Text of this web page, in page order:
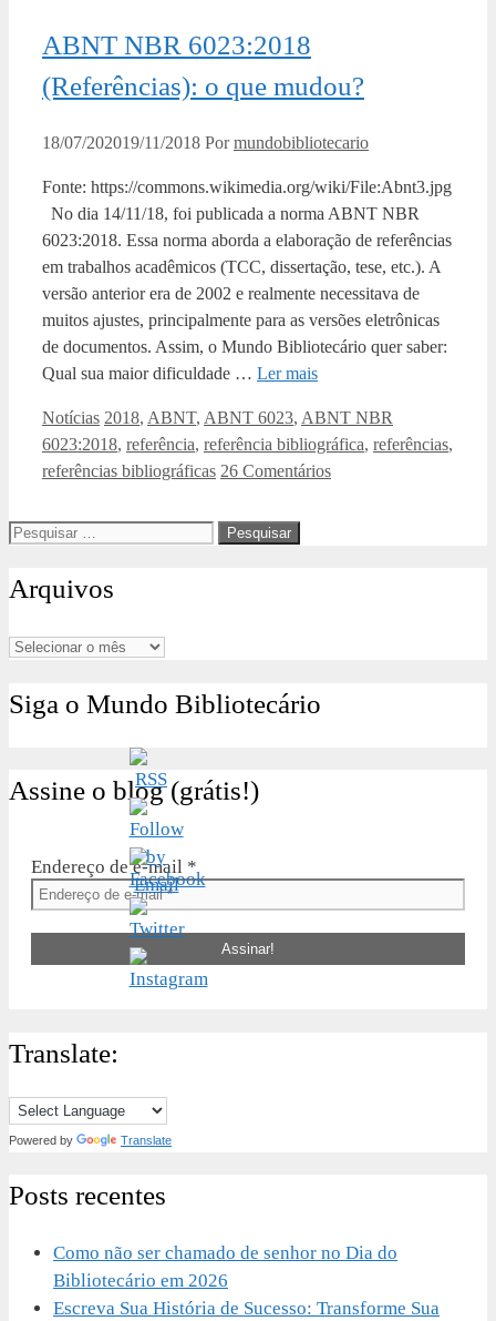
ABNT NBR 6023:2018
(Referências): o que mudou?
18/07/202019/11/2018 Pormundobibliotecario
Fonte: https://commons.wikimedia.org/wiki/File:Abnt3.jpg
No dia 14/11/18, foi publicada a norma ABNT NBR
6023:2018. Essa norma aborda a elaboração de referências
em trabalhos acadêmicos (TCC, dissertação, tese, etc.). A
versão anterior era de 2002 e realmente necessitava de
muitos ajustes, principalmente para as versões eletrônicas
de documentos. Assim, o Mundo Bibliotecário quer saber:
Qual sua maior dificuldade … Ler mais
Categorias
Notícias Tags
2018, ABNT, ABNT 6023, ABNT NBR
6023:2018, referência, referência bibliográfica, referências,
referências bibliográficas 26 Comentários
Pesquisar
Arquivos
Arquivos
Siga o Mundo Bibliotecário
Assine o blog (grátis!)
Endereço de e-mail *
Translate:
Powered by Translate
Posts recentes
Como não ser chamado de senhor no Dia do
Bibliotecário em 2026
Escreva Sua História de Sucesso: Transforme Sua